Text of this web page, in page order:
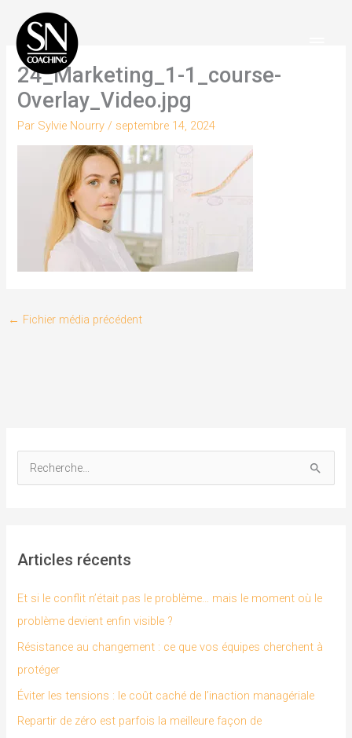
contenu
24_Marketing_1-1_course-
Overlay_Video.jpg
Par Sylvie Nourry/ septembre 14, 2024
← Fichier média précédent
e
h
e
r
:
Articles récents
Et si le conflit n’était pas le problème… mais le moment où le
problème devient enfin visible ?
Résistance au changement : ce que vos équipes cherchent à
protéger
Éviter les tensions : le coût caché de l’inaction managériale
Repartir de zéro est parfois la meilleure façon de